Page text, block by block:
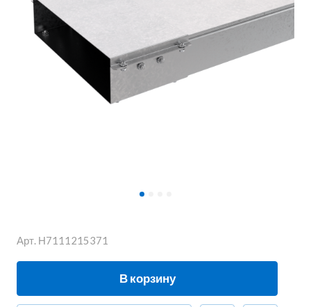
Арт. Н7111215371
В корзину